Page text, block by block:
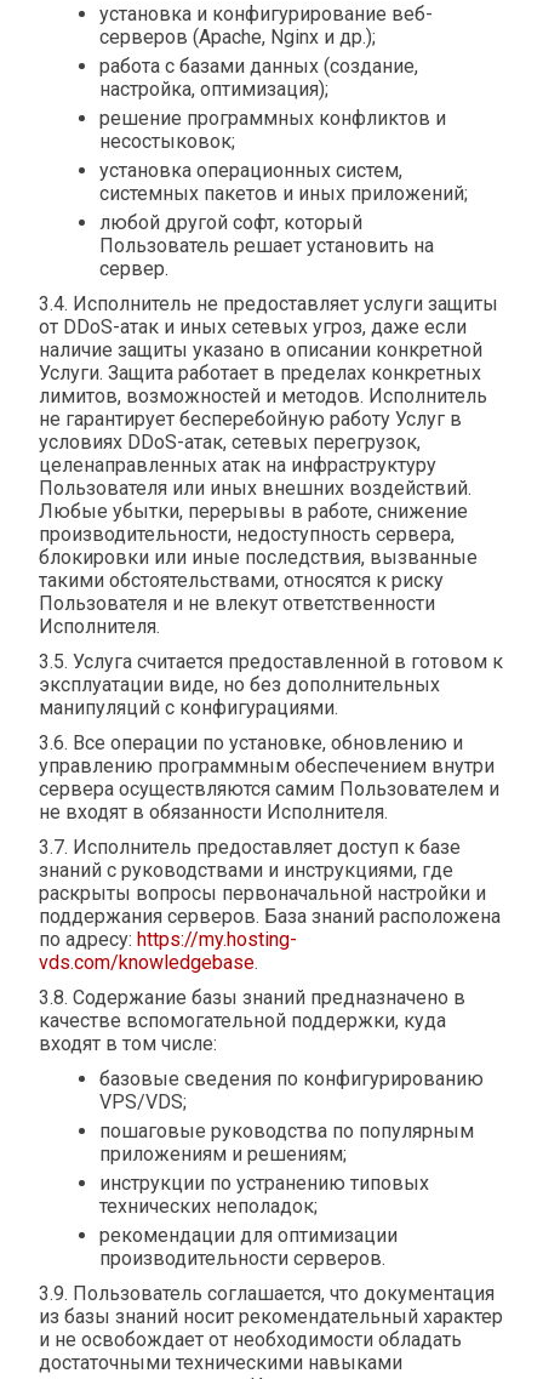
установка и конфигурирование веб-
серверов (Apache, Nginx и др.);
работа с базами данных (создание,
настройка, оптимизация);
решение программных конфликтов и
несостыковок;
установка операционных систем,
системных пакетов и иных приложений;
любой другой софт, который
Пользователь решает установить на
сервер.
3.4. Исполнитель не предоставляет услуги защиты
от DDoS-атак и иных сетевых угроз, даже если
наличие защиты указано в описании конкретной
Услуги. Защита работает в пределах конкретных
лимитов, возможностей и методов. Исполнитель
не гарантирует бесперебойную работу Услуг в
условиях DDoS-атак, сетевых перегрузок,
целенаправленных атак на инфраструктуру
Пользователя или иных внешних воздействий.
Любые убытки, перерывы в работе, снижение
производительности, недоступность сервера,
блокировки или иные последствия, вызванные
такими обстоятельствами, относятся к риску
Пользователя и не влекут ответственности
Исполнителя.
3.5. Услуга считается предоставленной в готовом к
эксплуатации виде, но без дополнительных
манипуляций с конфигурациями.
3.6. Все операции по установке, обновлению и
управлению программным обеспечением внутри
сервера осуществляются самим Пользователем и
не входят в обязанности Исполнителя.
3.7. Исполнитель предоставляет доступ к базе
знаний с руководствами и инструкциями, где
раскрыты вопросы первоначальной настройки и
поддержания серверов. База знаний расположена
по адресу: https://my.hosting-
vds.com/knowledgebase.
3.8. Содержание базы знаний предназначено в
качестве вспомогательной поддержки, куда
входят в том числе:
базовые сведения по конфигурированию
VPS/VDS;
пошаговые руководства по популярным
приложениям и решениям;
инструкции по устранению типовых
технических неполадок;
рекомендации для оптимизации
производительности серверов.
3.9. Пользователь соглашается, что документация
из базы знаний носит рекомендательный характер
и не освобождает от необходимости обладать
достаточными техническими навыками